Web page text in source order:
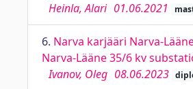
Heinla, Alari 01.06.2021
6. Narva karjääri Narva-
Narva-Lääne 35/6 kv
Ivanov, Oleg 08.06.2023